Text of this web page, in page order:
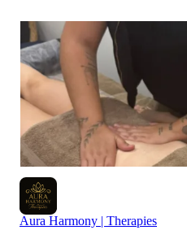
Aura Harmony | Therapies